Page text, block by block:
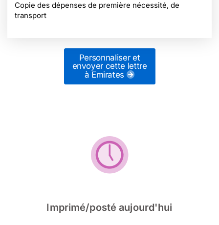
Copie des dépenses de première nécessité, de
transport
Personnaliser et
envoyer cette lettre
à Emirates
Imprimé/posté aujourd'hui